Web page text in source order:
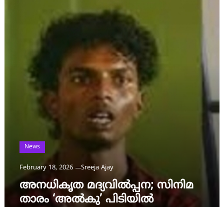
News
February 18, 2026 Sreeja Ajay
അനധികൃത മദ്യവിൽപ്പന; സിനിമ
താരം ‘അൽകു’ പിടിയിൽ